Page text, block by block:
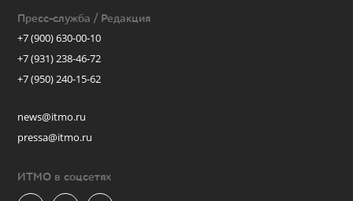
Пресс-служба / Редакция
+7 (900) 630-00-10
+7 (931) 238-46-72
+7 (950) 240-15-62
news@itmo.ru
pressa@itmo.ru
ИТМО в соцсетях